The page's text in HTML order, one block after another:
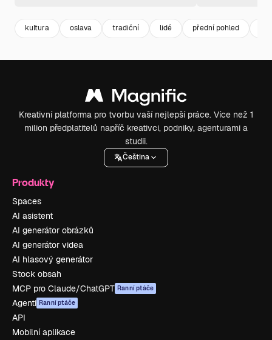
kultura oslava tradiční lidé přední pohled
Kreativní platforma pro tvorbu vaší nejlepší práce. Více než 1
milion předplatitelů napříč kreativci, podniky, agenturami a
studii.
Čeština
Produkty
Spaces
AI asistent
AI generátor obrázků
AI generátor videa
AI hlasový generátor
Stock obsah
MCP pro Claude/ChatGPT Ranní ptáče
Agenti Ranní ptáče
API
Mobilní aplikace